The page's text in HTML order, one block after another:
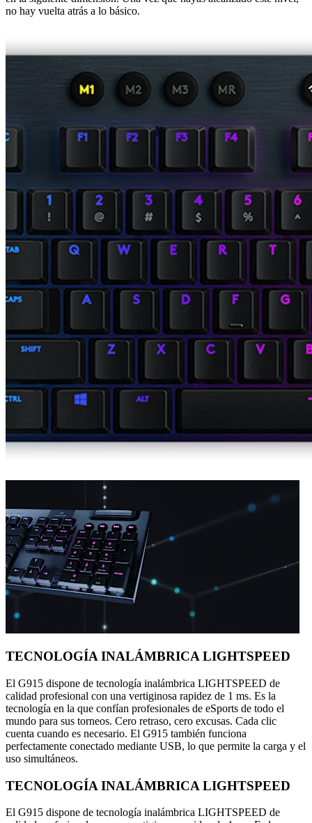
no hay vuelta atrás a lo básico.
TECNOLOGÍA INALÁMBRICA LIGHTSPEED
El G915 dispone de tecnología inalámbrica LIGHTSPEED de
calidad profesional con una vertiginosa rapidez de 1 ms. Es la
tecnología en la que confían profesionales de eSports de todo el
mundo para sus torneos. Cero retraso, cero excusas. Cada clic
cuenta cuando es necesario. El G915 también funciona
perfectamente conectado mediante USB, lo que permite la carga y el
uso simultáneos.
TECNOLOGÍA INALÁMBRICA LIGHTSPEED
El G915 dispone de tecnología inalámbrica LIGHTSPEED de